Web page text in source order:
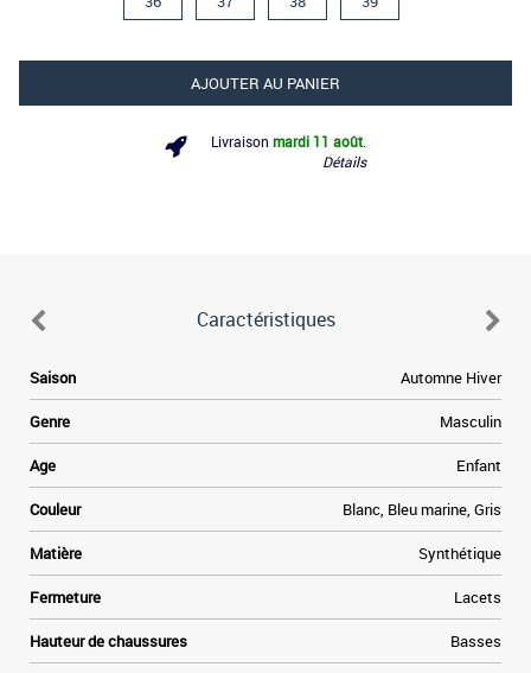
AJOUTER AU PANIER
Livraison mardi 11 août
Détails
Caractéristiques
Saison Automne Hiver
Genre Masculin
Age Enfant
Couleur Blanc, Bleu marine, Gris
Matière Synthétique
Fermeture Lacets
Hauteur de chaussures Basses